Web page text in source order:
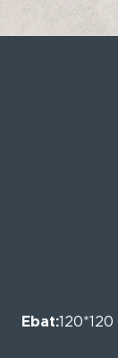
Ebat:120*120